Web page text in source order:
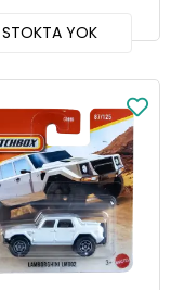
STOKTA YOK